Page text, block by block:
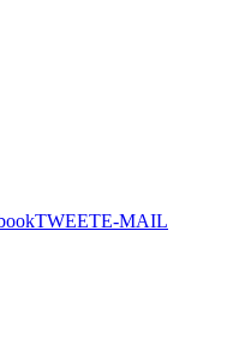
TWEETE-MAIL